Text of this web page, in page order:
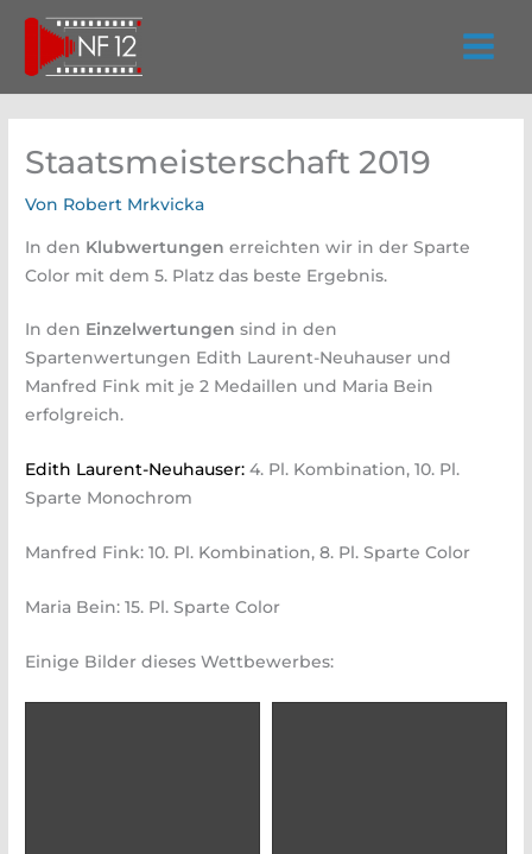
springen
Staatsmeisterschaft 2019
Von Robert Mrkvicka
In den Klubwertungen erreichten wir in der Sparte
Color mit dem 5. Platz das beste Ergebnis.
In den Einzelwertungen sind in den
Spartenwertungen Edith Laurent-Neuhauser und
Manfred Fink mit je 2 Medaillen und Maria Bein
erfolgreich.
Edith Laurent-Neuhauser: 4. Pl. Kombination, 10. Pl.
Sparte Monochrom
Manfred Fink: 10. Pl. Kombination, 8. Pl. Sparte Color
Maria Bein: 15. Pl. Sparte Color
Einige Bilder dieses Wettbewerbes: